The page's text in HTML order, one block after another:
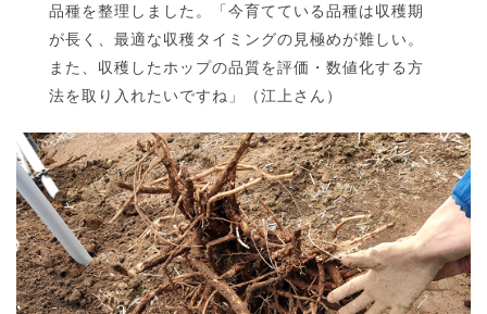
品種を整理しました。「今育てている品種は収穫期
が長く、最適な収穫タイミングの見極めが難しい。
また、収穫したホップの品質を評価・数値化する方
法を取り入れたいですね」（江上さん）